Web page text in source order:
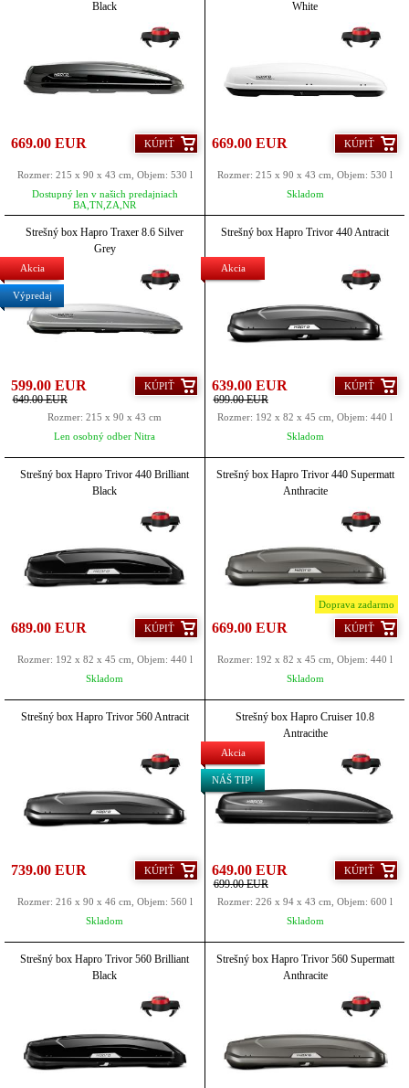
Black
669.00 EUR KÚPIŤ
Rozmer: 215 x 90 x 43 cm, Objem: 530 l
Dostupný len v našich predajniach
BA,TN,ZA,NR
White
669.00 EUR KÚPIŤ
Rozmer: 215 x 90 x 43 cm, Objem: 530 l
Skladom
Akcia
Výpredaj
Strešný box Hapro Traxer 8.6 Silver
Grey
599.00 EUR
649.00 EUR
KÚPIŤ
Rozmer: 215 x 90 x 43 cm
Len osobný odber Nitra
Akcia
Strešný box Hapro Trivor 440 Antracit
639.00 EUR
699.00 EUR
KÚPIŤ
Rozmer: 192 x 82 x 45 cm, Objem: 440 l
Skladom
Strešný box Hapro Trivor 440 Brilliant
Black
689.00 EUR KÚPIŤ
Rozmer: 192 x 82 x 45 cm, Objem: 440 l
Skladom
Strešný box Hapro Trivor 440 Supermatt
Anthracite
669.00 EUR
Doprava zadarmo
KÚPIŤ
Rozmer: 192 x 82 x 45 cm, Objem: 440 l
Skladom
Strešný box Hapro Trivor 560 Antracit
739.00 EUR KÚPIŤ
Rozmer: 216 x 90 x 46 cm, Objem: 560 l
Skladom
Akcia
NÁŠ TIP!
Strešný box Hapro Cruiser 10.8
Antracithe
649.00 EUR
699.00 EUR
KÚPIŤ
Rozmer: 226 x 94 x 43 cm, Objem: 600 l
Skladom
Strešný box Hapro Trivor 560 Brilliant
Black
Strešný box Hapro Trivor 560 Supermatt
Anthracite